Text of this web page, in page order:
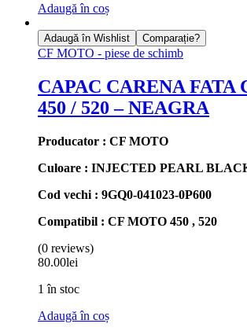
Adaugă în coș
Adaugă în Wishlist Comparație?
CF MOTO - piese de schimb
CAPAC CARENA FATA
450 / 520 – NEAGRA
Producator : CF MOTO
Culoare : INJECTED PEARL
Cod vechi : 9GQ0-041023-0P600
Compatibil : CF MOTO 450 , 520
(0 reviews)
80.00lei
1 în stoc
Adaugă în coș